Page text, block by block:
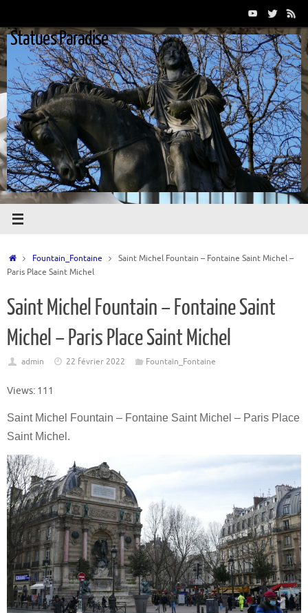
contenu
Statues Paradise
AccueilFountain_Fontaine
Saint Michel Fountain – Fontaine Saint Michel –
Paris Place Saint Michel
Saint Michel Fountain – Fontaine Saint
Michel – Paris Place Saint Michel
admin 22 février 2022 Fountain_Fontaine
Views: 111
Saint Michel Fountain – Fontaine Saint Michel – Paris Place
Saint Michel.